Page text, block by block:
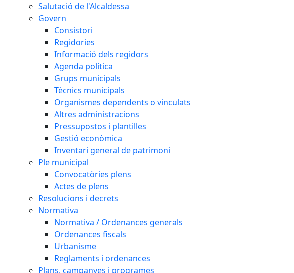
Salutació de l'Alcaldessa
Govern
Consistori
Regidories
Informació dels regidors
Agenda política
Grups municipals
Tècnics municipals
Organismes dependents o vinculats
Altres administracions
Pressupostos i plantilles
Gestió econòmica
Inventari general de patrimoni
Ple municipal
Convocatòries plens
Actes de plens
Resolucions i decrets
Normativa
Normativa / Ordenances generals
Ordenances fiscals
Urbanisme
Reglaments i ordenances
Plans, campanyes i programes